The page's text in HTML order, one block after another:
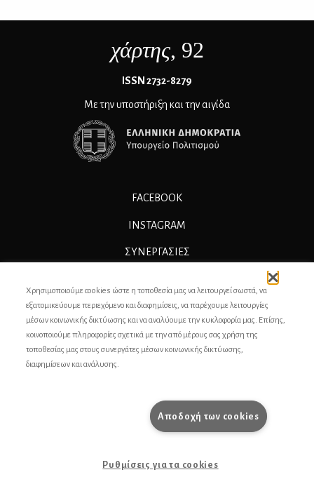
χάρτης, 92
ΙSSN 2732-8279
Με την υποστήριξη και την αιγίδα
FACEBOOK
INSTAGRAM
ΣΥΝΕΡΓΑΣΊΕΣ
ΕΠΙΚΟΙΝΩΝΙΑ
ΣΥΝΤΕΛΕΣΤΕΣ
ΟΡΟΙ ΧΡΗΣΗΣ
Χρησιμοποιούμε cookies ώστε η τοποθεσία μας να λειτουργεί σωστά, να
εξατομικεύουμε περιεχόμενο και διαφημίσεις, να παρέχουμε λειτουργίες
μέσων κοινωνικής δικτύωσης και να αναλύουμε την κυκλοφορία μας. Επίσης,
κοινοποιούμε πληροφορίες σχετικά με την από μέρους σας χρήση της
τοποθεσίας μας στους συνεργάτες μέσων κοινωνικής δικτύωσης,
διαφημίσεων και ανάλυσης.
Αποδοχή των cookies
Ρυθμίσεις για τα cookies